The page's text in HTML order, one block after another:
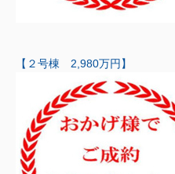
【２号棟 2,980万円】